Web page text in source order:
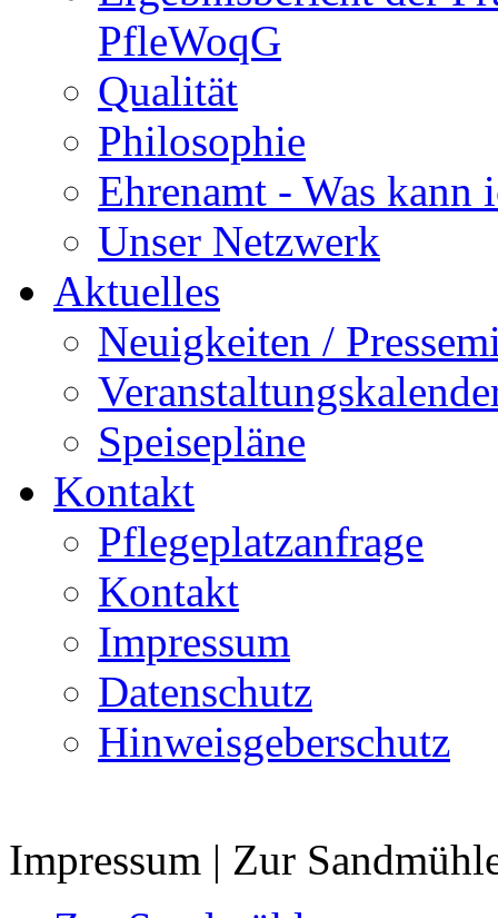
PfleWoqG
Qualität
Philosophie
Ehrenamt - Was kann
Unser Netzwerk
Aktuelles
Neuigkeiten /
Speisepläne
Kontakt
Pflegeplatzanfrage
Kontakt
Impressum
Datenschutz
Hinweisgeberschutz
Impressum | Zur